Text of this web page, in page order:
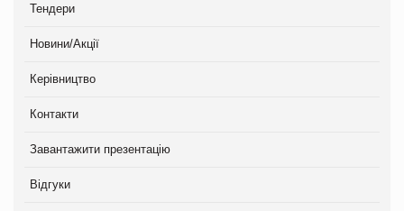
Тендери
Новини/Акції
Керівництво
Контакти
Завантажити презентацію
Відгуки